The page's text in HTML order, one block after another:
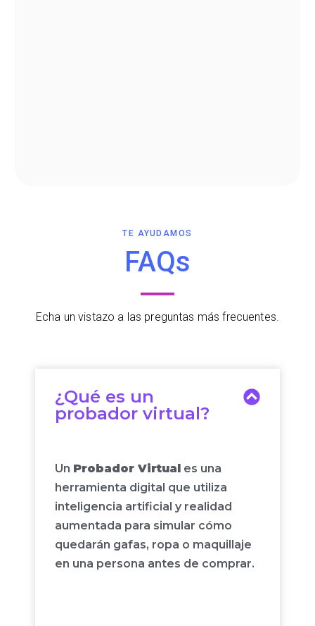
TE AYUDAMOS
FAQs
Echa un vistazo a las preguntas más frecuentes.
¿Qué es un
probador virtual?
Un Probador Virtual es una
herramienta digital que utiliza
inteligencia artificial y realidad
aumentada para simular cómo
quedarán gafas, ropa o maquillaje
en una persona antes de comprar.